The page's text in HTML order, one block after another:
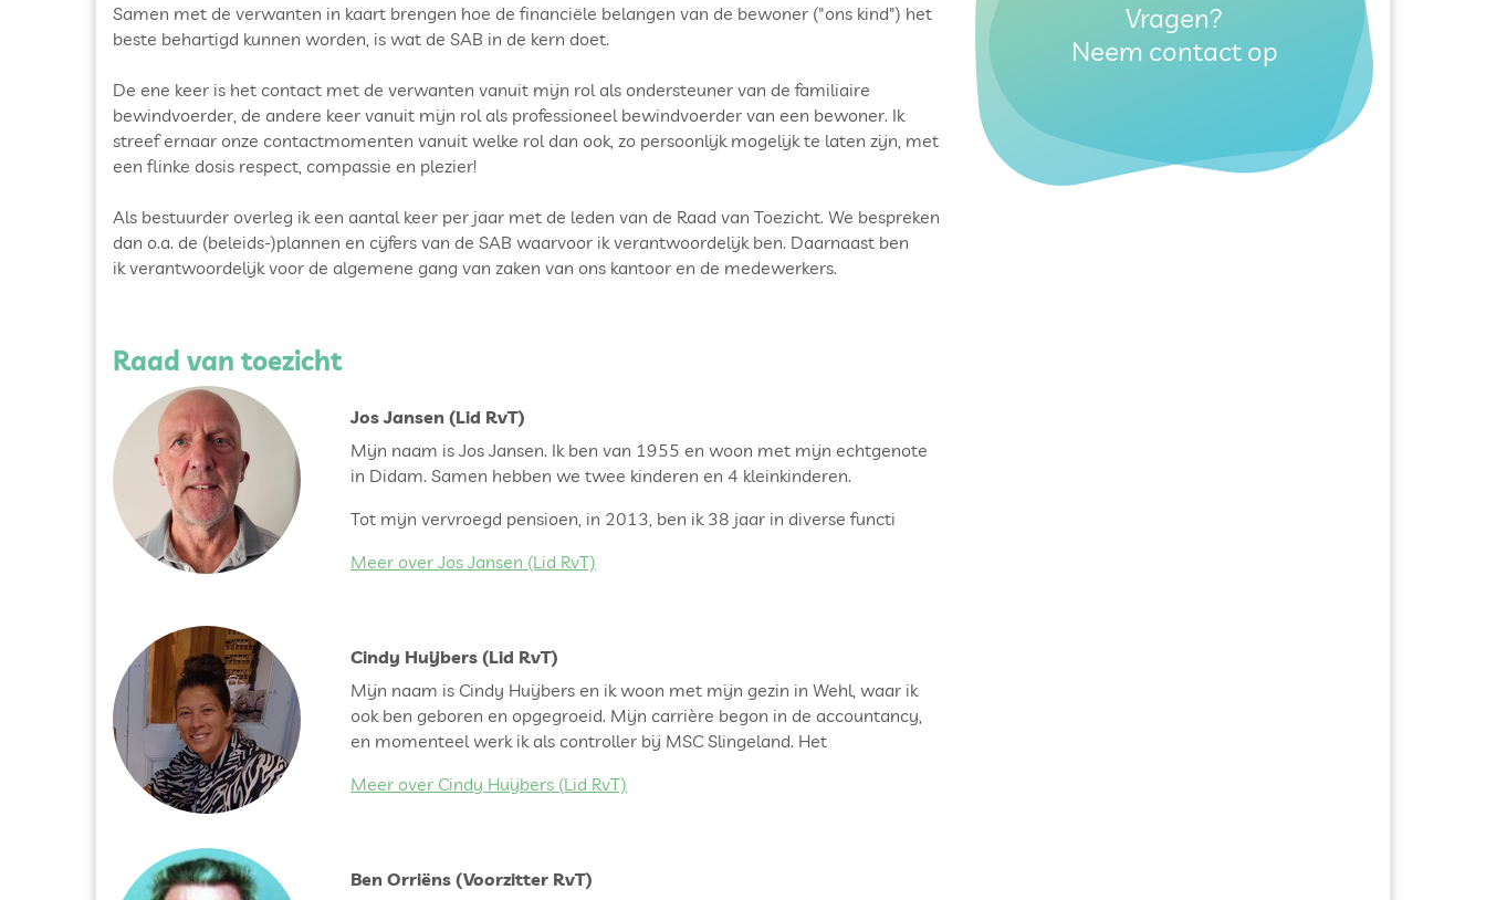
Samen met de verwanten in kaart brengen hoe de financiële belangen van de bewoner ("ons kind") het
beste behartigd kunnen worden, is wat de SAB in de kern doet.
De ene keer is het contact met de verwanten vanuit mijn rol als ondersteuner van de familiaire
bewindvoerder, de andere keer vanuit mijn rol als professioneel bewindvoerder van een bewoner. Ik
streef ernaar onze contactmomenten vanuit welke rol dan ook, zo persoonlijk mogelijk te laten zijn, met
een flinke dosis respect, compassie en plezier!
Als bestuurder overleg ik een aantal keer per jaar met de leden van de Raad van Toezicht. We bespreken
dan o.a. de (beleids-)plannen en cijfers van de SAB waarvoor ik verantwoordelijk ben. Daarnaast ben
ik verantwoordelijk voor de algemene gang van zaken van ons kantoor en de medewerkers.
Raad van toezicht
Jos Jansen (Lid RvT)
Mijn naam is Jos Jansen. Ik ben van 1955 en woon met mijn echtgenote
in Didam. Samen hebben we twee kinderen en 4 kleinkinderen.
Tot mijn vervroegd pensioen, in 2013, ben ik 38 jaar in diverse functi
Meer over Jos Jansen (Lid RvT)
Cindy Huijbers (Lid RvT)
Mijn naam is Cindy Huijbers en ik woon met mijn gezin in Wehl, waar ik
ook ben geboren en opgegroeid. Mijn carrière begon in de accountancy,
en momenteel werk ik als controller bij MSC Slingeland. Het
Meer over Cindy Huijbers (Lid RvT)
Ben Orriëns (Voorzitter RvT)
Vragen?
Neem contact op